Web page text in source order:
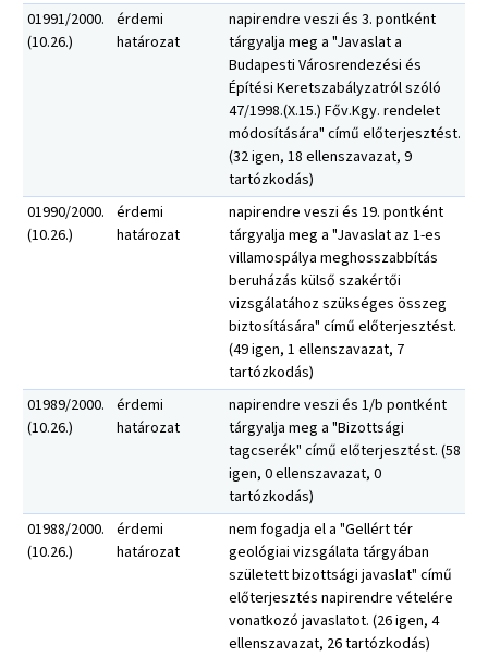
01991/2000.
(10.26.)
érdemi
határozat
napirendre veszi és 3. pontként
tárgyalja meg a "Javaslat a
Budapesti Városrendezési és
Építési Keretszabályzatról szóló
47/1998.(X.15.) Főv.Kgy. rendelet
módosítására" című előterjesztést.
(32 igen, 18 ellenszavazat, 9
tartózkodás)
01990/2000.
(10.26.)
érdemi
határozat
napirendre veszi és 19. pontként
tárgyalja meg a "Javaslat az 1-es
villamospálya meghosszabbítás
beruházás külső szakértői
vizsgálatához szükséges összeg
biztosítására" című előterjesztést.
(49 igen, 1 ellenszavazat, 7
tartózkodás)
01989/2000.
(10.26.)
érdemi
határozat
napirendre veszi és 1/b pontként
tárgyalja meg a "Bizottsági
tagcserék" című előterjesztést. (58
igen, 0 ellenszavazat, 0
tartózkodás)
01988/2000.
(10.26.)
érdemi
határozat
nem fogadja el a "Gellért tér
geológiai vizsgálata tárgyában
született bizottsági javaslat" című
előterjesztés napirendre vételére
vonatkozó javaslatot. (26 igen, 4
ellenszavazat, 26 tartózkodás)